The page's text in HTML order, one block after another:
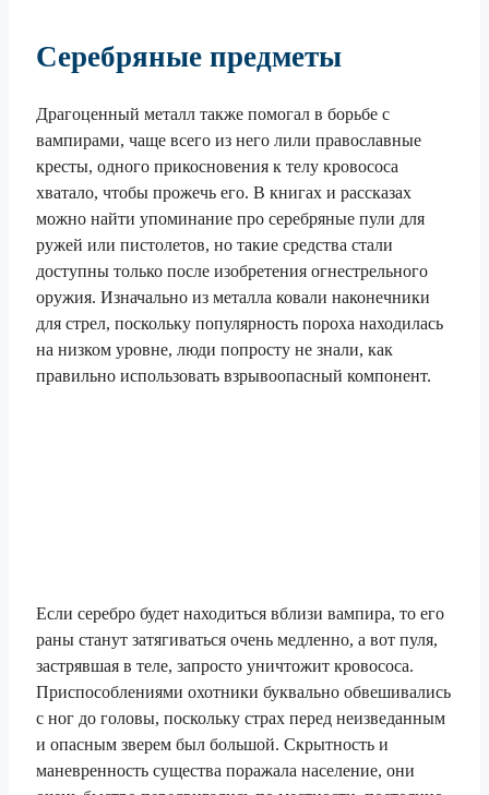
Серебряные предметы
Драгоценный металл также помогал в борьбе с
вампирами, чаще всего из него лили православные
кресты, одного прикосновения к телу кровососа
хватало, чтобы прожечь его. В книгах и рассказах
можно найти упоминание про серебряные пули для
ружей или пистолетов, но такие средства стали
доступны только после изобретения огнестрельного
оружия. Изначально из металла ковали наконечники
для стрел, поскольку популярность пороха находилась
на низком уровне, люди попросту не знали, как
правильно использовать взрывоопасный компонент.
Если серебро будет находиться вблизи вампира, то его
раны станут затягиваться очень медленно, а вот пуля,
застрявшая в теле, запросто уничтожит кровососа.
Приспособлениями охотники буквально обвешивались
с ног до головы, поскольку страх перед неизведанным
и опасным зверем был большой. Скрытность и
маневренность существа поражала население, они